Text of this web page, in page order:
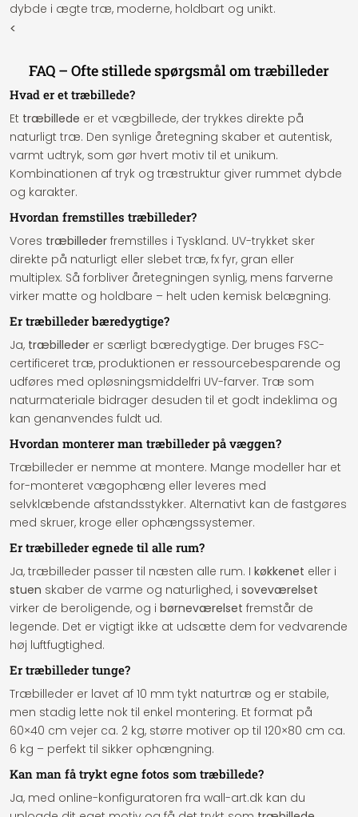
dybde i ægte træ, moderne, holdbart og unikt.
<
FAQ – Ofte stillede spørgsmål om træbilleder
Hvad er et træbillede?
Et træbillede er et vægbillede, der trykkes direkte på
naturligt træ. Den synlige åretegning skaber et autentisk,
varmt udtryk, som gør hvert motiv til et unikum.
Kombinationen af tryk og træstruktur giver rummet dybde
og karakter.
Hvordan fremstilles træbilleder?
Vores træbilleder fremstilles i Tyskland. UV-trykket sker
direkte på naturligt eller slebet træ, fx fyr, gran eller
multiplex. Så forbliver åretegningen synlig, mens farverne
virker matte og holdbare – helt uden kemisk belægning.
Er træbilleder bæredygtige?
Ja, træbilleder er særligt bæredygtige. Der bruges FSC-
certificeret træ, produktionen er ressourcebesparende og
udføres med opløsningsmiddelfri UV-farver. Træ som
naturmateriale bidrager desuden til et godt indeklima og
kan genanvendes fuldt ud.
Hvordan monterer man træbilleder på væggen?
Træbilleder er nemme at montere. Mange modeller har et
for-monteret vægophæng eller leveres med
selvklæbende afstandsstykker. Alternativt kan de fastgøres
med skruer, kroge eller ophængssystemer.
Er træbilleder egnede til alle rum?
Ja, træbilleder passer til næsten alle rum. I køkkenet eller i
stuen skaber de varme og naturlighed, i soveværelset
virker de beroligende, og i børneværelset fremstår de
legende. Det er vigtigt ikke at udsætte dem for vedvarende
høj luftfugtighed.
Er træbilleder tunge?
Træbilleder er lavet af 10 mm tykt naturtræ og er stabile,
men stadig lette nok til enkel montering. Et format på
60×40 cm vejer ca. 2 kg, større motiver op til 120×80 cm ca.
6 kg – perfekt til sikker ophængning.
Kan man få trykt egne fotos som træbillede?
Ja, med online-konfiguratoren fra wall-art.dk kan du